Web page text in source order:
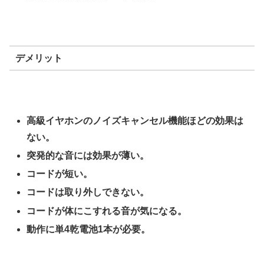
デメリット
高級イヤホンのノイズキャンセル機能ほどの効果は
ない。
突発的な音には効果が薄い。
コードが短い。
コードは取り外しできない。
コードが体にこすれる音が気になる。
動作に単4乾電池1本が必要。